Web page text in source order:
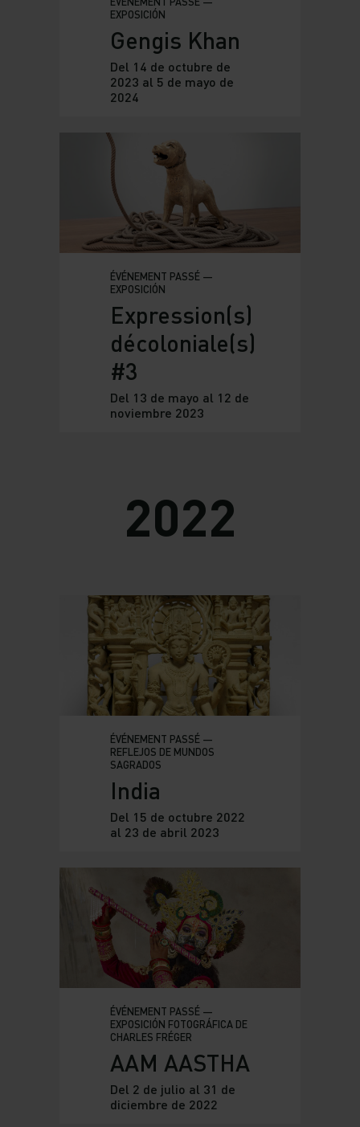
EXPOSICIÓN
Gengis Khan
Del 14 de octubre de
2023 al 5 de mayo de
2024
ÉVÉNEMENT PASSÉ —
EXPOSICIÓN
Expression(s)
décoloniale(s)
#3
Del 13 de mayo al 12 de
noviembre 2023
2022
ÉVÉNEMENT PASSÉ —
REFLEJOS DE MUNDOS
SAGRADOS
India
Del 15 de octubre 2022
al 23 de abril 2023
ÉVÉNEMENT PASSÉ —
EXPOSICIÓN FOTOGRÁFICA DE
CHARLES FRÉGER
AAM AASTHA
Del 2 de julio al 31 de
diciembre de 2022